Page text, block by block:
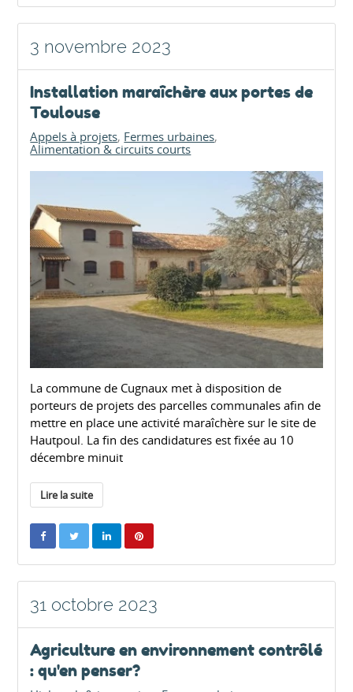
3 novembre 2023
Installation maraîchère aux portes de
Toulouse
Appels à projets Fermes urbaines
Alimentation & circuits courts
La commune de Cugnaux met à disposition de
porteurs de projets des parcelles communales afin de
mettre en place une activité maraîchère sur le site de
Hautpoul. La fin des candidatures est fixée au 10
décembre minuit
Lire la suite
31 octobre 2023
Agriculture en environnement contrôlé
: qu'en penser?